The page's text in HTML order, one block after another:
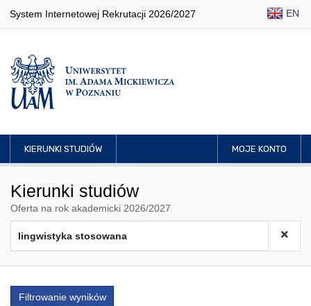
System Internetowej Rekrutacji 2026/2027 EN
KIERUNKI STUDIÓW MOJE KONTO
Kierunki studiów
Oferta na rok akademicki 2026/2027
Filtrowanie wyników